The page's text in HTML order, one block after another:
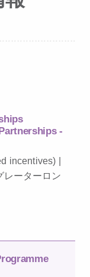
-
incentives) |
レーターロン